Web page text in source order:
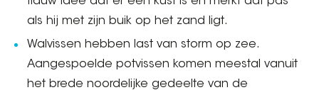
als hij met zijn buik op het zand ligt.
Walvissen hebben last van storm op zee.
Aangespoelde potvissen komen meestal vanuit
het brede noordelijke gedeelte van de